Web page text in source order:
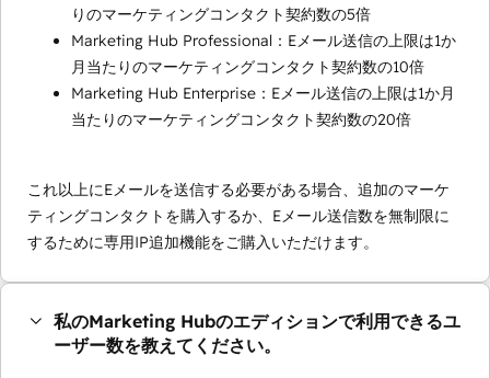
りのマーケティングコンタクト契約数の5倍
Marketing Hub Professional：Eメール送信の上限は1か
月当たりのマーケティングコンタクト契約数の10倍
Marketing Hub Enterprise：Eメール送信の上限は1か月
当たりのマーケティングコンタクト契約数の20倍
これ以上にEメールを送信する必要がある場合、追加のマーケ
ティングコンタクトを購入するか、Eメール送信数を無制限に
するために専用IP追加機能をご購入いただけます。
私のMarketing Hubのエディションで利用できるユ
ーザー数を教えてください。